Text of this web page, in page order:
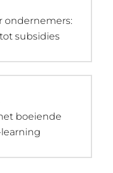
ondernemers:
subsidies
boeiende